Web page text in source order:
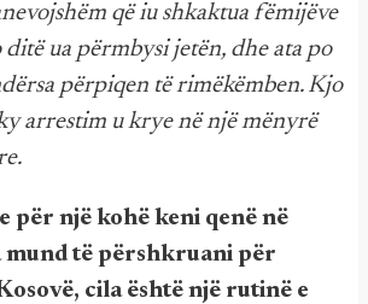
që iu shkaktua fëmijëve
ditë ua përmbysi jetën, dhe ata po
përpiqen të rimëkëmben. Kjo
arrestim u krye në një mënyrë
për një kohë keni qenë në
mund të përshkruani për
cila është një rutinë e